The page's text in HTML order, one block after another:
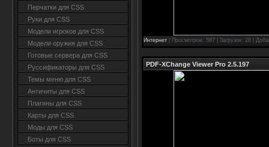
Перчатки для CSS
Руки для CSS
Модели игроков для CSS
Модели оружия для CSS
Готовые сервера для CSS
Руссификаторы для CSS
Темы меню для CSS
Античиты для CSS
Плагины для CSS
Карты для CSS
Моды для CSS
Боты для CSS
Интернет | Просмотров: 587 | Загрузок: 28 |
PDF-XChange Viewer Pro 2.5.197